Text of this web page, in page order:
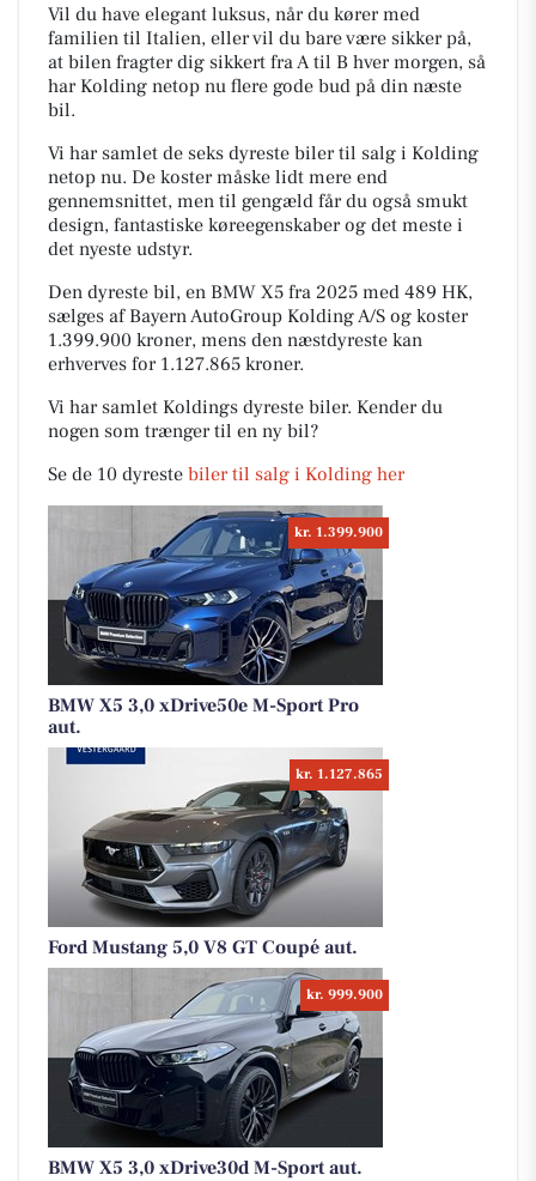
Vil du have elegant luksus, når du kører med
familien til Italien, eller vil du bare være sikker på,
at bilen fragter dig sikkert fra A til B hver morgen, så
har Kolding netop nu flere gode bud på din næste
bil.
Vi har samlet de seks dyreste biler til salg i Kolding
netop nu. De koster måske lidt mere end
gennemsnittet, men til gengæld får du også smukt
design, fantastiske køreegenskaber og det meste i
det nyeste udstyr.
Den dyreste bil, en BMW X5 fra 2025 med 489 HK,
sælges af Bayern AutoGroup Kolding A/S og koster
1.399.900 kroner, mens den næstdyreste kan
erhverves for 1.127.865 kroner.
Vi har samlet Koldings dyreste biler. Kender du
nogen som trænger til en ny bil?
Se de 10 dyreste biler til salg i Kolding her
kr. 1.399.900
BMW X5 3,0 xDrive50e M-Sport Pro
aut.
kr. 1.127.865
Ford Mustang 5,0 V8 GT Coupé aut.
kr. 999.900
BMW X5 3,0 xDrive30d M-Sport aut.